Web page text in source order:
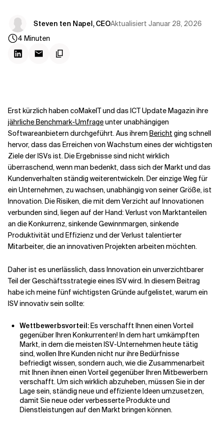
Verwandte Themen
Steven ten Napel, CEOAktualisiert Januar 28, 2026
4 Minuten
Erst kürzlich haben coMakeIT und das ICT Update Magazin ihre
jährliche Benchmark-Umfrageunter unabhängigen
Softwareanbietern durchgeführt. Aus ihrem Bericht ging schnell
hervor, dass das Erreichen von Wachstum eines der wichtigsten
Ziele der ISVs ist. Die Ergebnisse sind nicht wirklich
überraschend, wenn man bedenkt, dass sich der Markt und das
Kundenverhalten ständig weiterentwickeln. Der einzige Weg für
ein Unternehmen, zu wachsen, unabhängig von seiner Größe, ist
Innovation. Die Risiken, die mit dem Verzicht auf Innovationen
verbunden sind, liegen auf der Hand: Verlust von Marktanteilen
an die Konkurrenz, sinkende Gewinnmargen, sinkende
Produktivität und Effizienz und der Verlust talentierter
Mitarbeiter, die an innovativen Projekten arbeiten möchten.
Daher ist es unerlässlich, dass Innovation ein unverzichtbarer
Teil der Geschäftsstrategie eines ISV wird. In diesem Beitrag
habe ich meine fünf wichtigsten Gründe aufgelistet, warum ein
ISV innovativ sein sollte:
Wettbewerbsvorteil:Es verschafft Ihnen einen Vorteil
gegenüber Ihren Konkurrenten! In dem hart umkämpften
Markt, in dem die meisten ISV-Unternehmen heute tätig
sind, wollen Ihre Kunden nicht nur ihre Bedürfnisse
befriedigt wissen, sondern auch, wie die Zusammenarbeit
mit Ihnen ihnen einen Vorteil gegenüber Ihren Mitbewerbern
verschafft. Um sich wirklich abzuheben, müssen Sie in der
Lage sein, ständig neue und effiziente Ideen umzusetzen,
damit Sie neue oder verbesserte Produkte und
Dienstleistungen auf den Markt bringen können.